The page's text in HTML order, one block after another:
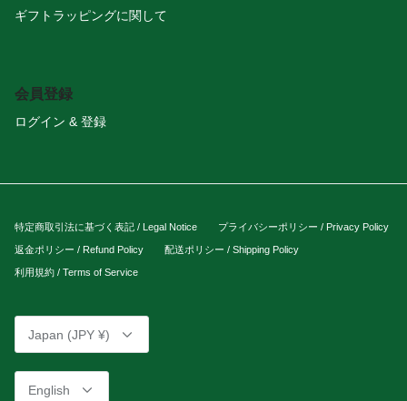
ギフトラッピングに関して
会員登録
ログイン & 登録
特定商取引法に基づく表記 / Legal Notice プライバシーポリシー / Privacy Policy
返金ポリシー / Refund Policy 配送ポリシー / Shipping Policy
利用規約 / Terms of Service
Currency
Japan (JPY ¥)
English